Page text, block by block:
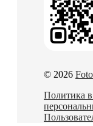
© 2026
Политика